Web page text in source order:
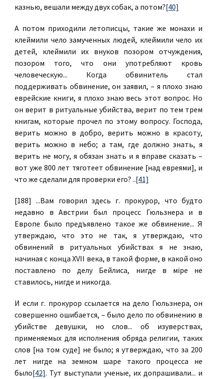
казнью, вешали между двух собак, а потом?[40]
А потом приходили летописцы, такие же монахи и
клеймили чело замученных людей, клеймили чело их
детей, клеймили их внуков позором отчуждения,
позором того, что они употребляют кровь
человеческую... Когда обвинитель стал
поддерживать обвинение, он заявил, – я плохо знаю
еврейские книги, я плохо знаю весь этот вопрос. Но
он верит в ритуальные убийства, верит по тем трем
книгам, которые прочел по этому вопросу. Господа,
верить можно в добро, верить можно в красоту,
верить можно в небо; а там, где должно знать, я
верить не могу, я обязан знать и я вправе сказать –
вот уже 800 лет тяготеет обвинение [над евреями], и
что же сделали для проверки его? ..[41]
[188] ...Вам говорил здесь г. прокурор, что будто
недавно в Австрии был процесс Гюльзнера и в
Европе было предъявлено такое же обвинение... Я
утверждаю, что это не так, я утверждаю, что
обвинений в ритуальных убийствах я не знаю,
начиная с конца XVII века, в такой форме, в какой оно
поставлено по делу Бейлиса, нигде в мiре не
ставилось, нигде и никогда.
И если г. прокурор ссылается на дело Гюльзнера, он
совершенно ошибается, – было дело по обвинению в
убийстве девушки, но слов... об изуверствах,
применяемых для исполнения обряда религии, таких
слов [на том суде] не было; я утверждаю, что за 200
лет нигде на земном шаре такого процесса не
было[42]. Тут выступали ученые, их допрашивали... и